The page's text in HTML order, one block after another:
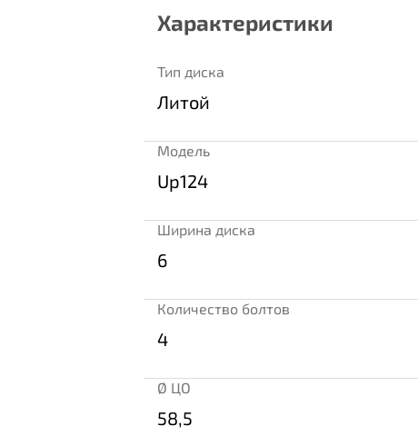
Характеристики
Тип диска
Литой
Модель
Up124
Ширина диска
6
Количество болтов
4
Ø ЦО
58,5